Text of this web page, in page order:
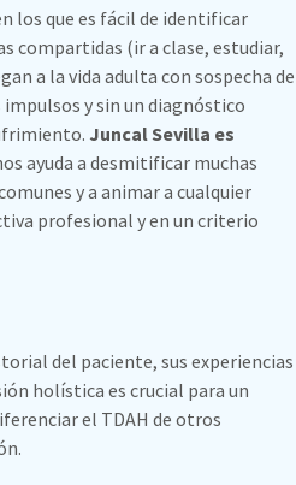
los que es fácil de identificar
compartidas (ir a clase, estudiar,
a la vida adulta con sospecha de
y sin un diagnóstico
Juncal Sevilla es
ayuda a desmitificar muchas
y a animar a cualquier
profesional y en un criterio
del paciente, sus experiencias
holística es crucial para un
el TDAH de otros